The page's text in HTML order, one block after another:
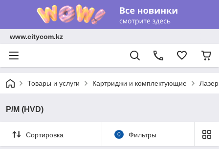
www.citycom.kz
Товары и услуги Картриджи и комплектующие
Р/М (HVD)
Сортировка 0 Фильтры